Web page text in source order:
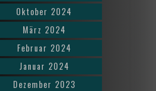
Oktober 2024
März 2024
Februar 2024
Januar 2024
Dezember 2023